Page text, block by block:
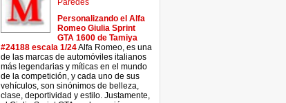
Paredes
Personalizando el Alfa
Romeo Giulia Sprint
GTA 1600 de Tamiya
#24188 escala 1/24Alfa Romeo, es una
de las marcas de automóviles italianos
más legendarias y míticas en el mundo
de la competición, y cada uno de sus
vehículos, son sinónimos de belleza,
clase, deportividad y estilo. Justamente,